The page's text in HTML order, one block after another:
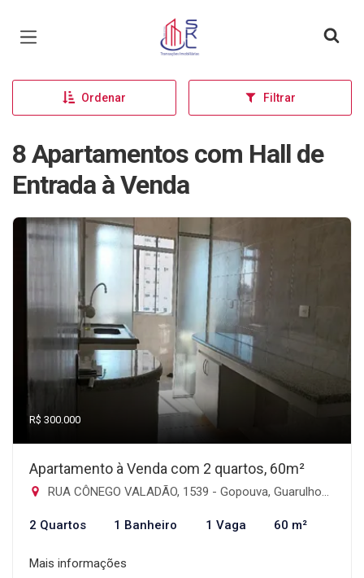
Página inicial
Ordenar Filtrar
8 Apartamentos com Hall de
Entrada à Venda
R$ 300.000
Apartamento à Venda com 2 quartos, 60m²
RUA CÔNEGO VALADÃO, 1539 - Gopouva, Guarulhos-SP
2 Quartos 1 Banheiro 1 Vaga 60 m²
Mais informações